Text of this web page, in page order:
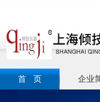
首 页 企业